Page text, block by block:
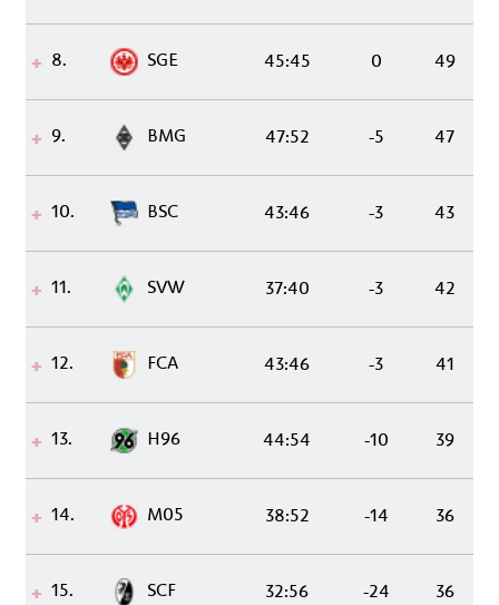
8. SGE 45:45 0 49
9. BMG 47:52 -5 47
10. BSC 43:46 -3 43
11. SVW 37:40 -3 42
12. FCA 43:46 -3 41
13. H96 44:54 -10 39
14. M05 38:52 -14 36
15. SCF 32:56 -24 36